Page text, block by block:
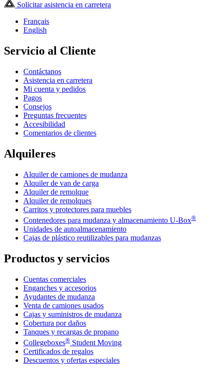
Solicitar asistencia en carretera
Français
English
Servicio al Cliente
Contáctanos
Asistencia en carretera
Mi cuenta y pedidos
Pagos
Consejos
Preguntas frecuentes
Accesibilidad
Comentarios de clientes
Alquileres
Alquiler de camiones de mudanza
Alquiler de van de carga
Alquiler de remolque
Alquiler de remolques
Carritos y protectores para muebles
Contenedores para mudanza y almacenamiento U-Box®
Unidades de autoalmacenamiento
Cajas de plástico reutilizables para mudanzas
Productos y servicios
Cuentas comerciales
Enganches y accesorios
Ayudantes de mudanza
Venta de camiones usados
Cajas y suministros de mudanza
Cobertura por daños
Tanques y recargas de propano
Collegeboxes® Student Moving
Certificados de regalos
Descuentos y ofertas especiales